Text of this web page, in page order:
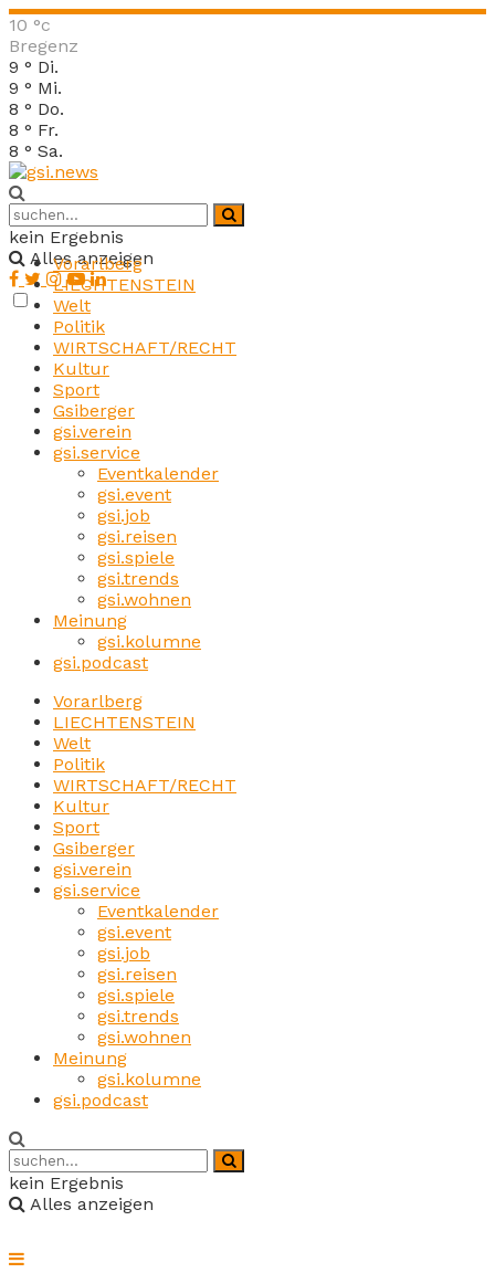
10 °c
Bregenz
9 ° Di.
9 ° Mi.
8 ° Do.
8 ° Fr.
8 ° Sa.
kein Ergebnis
Alles anzeigen
Vorarlberg
LIECHTENSTEIN
Welt
Politik
WIRTSCHAFT/RECHT
Kultur
Sport
Gsiberger
gsi.verein
gsi.service
Eventkalender
gsi.event
gsi.job
gsi.reisen
gsi.spiele
gsi.trends
gsi.wohnen
Meinung
gsi.kolumne
gsi.podcast
Vorarlberg
LIECHTENSTEIN
Welt
Politik
WIRTSCHAFT/RECHT
Kultur
Sport
Gsiberger
gsi.verein
gsi.service
Eventkalender
gsi.event
gsi.job
gsi.reisen
gsi.spiele
gsi.trends
gsi.wohnen
Meinung
gsi.kolumne
gsi.podcast
kein Ergebnis
Alles anzeigen